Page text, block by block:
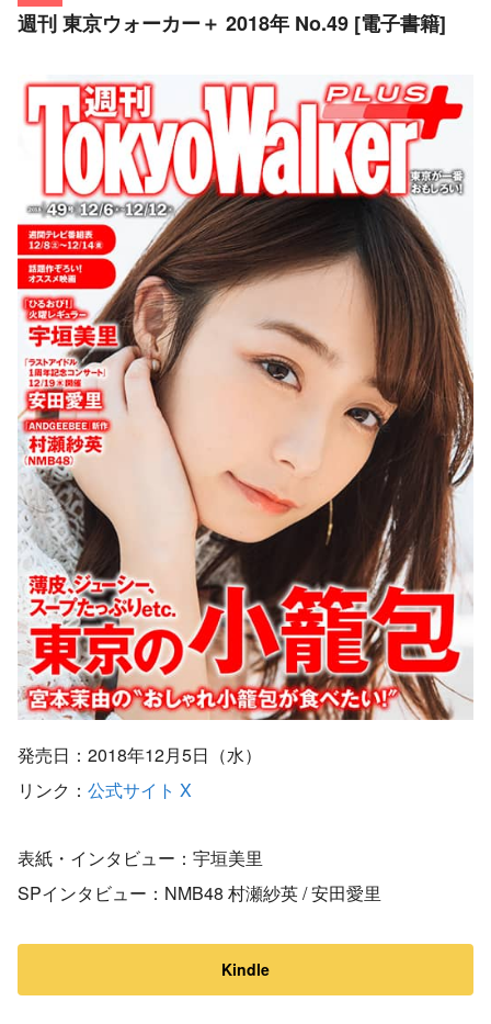
週刊 東京ウォーカー＋ 2018年 No.49 [電子書籍]
発売日：2018年12月5日（水）
リンク： 公式サイト X
表紙・インタビュー：宇垣美里
SPインタビュー：NMB48 村瀬紗英 / 安田愛里
Kindle